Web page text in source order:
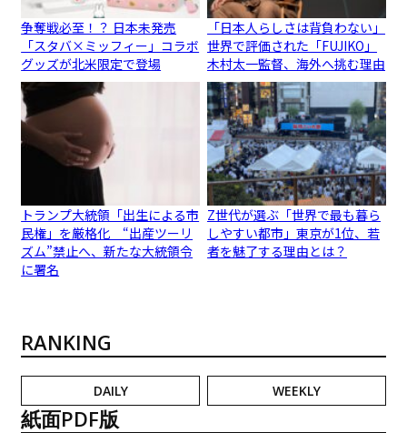
争奪戦必至！？ 日本未発売
「スタバ×ミッフィー」コラボ
グッズが北米限定で登場
「日本人らしさは背負わない」
世界で評価された「FUJIKO」
木村太一監督、海外へ挑む理由
トランプ大統領「出生による市
民権」を厳格化 “出産ツーリ
ズム”禁止へ、新たな大統領令
に署名
Z世代が選ぶ「世界で最も暮ら
しやすい都市」東京が1位、若
者を魅了する理由とは？
RANKING
DAILY WEEKLY
紙面PDF版